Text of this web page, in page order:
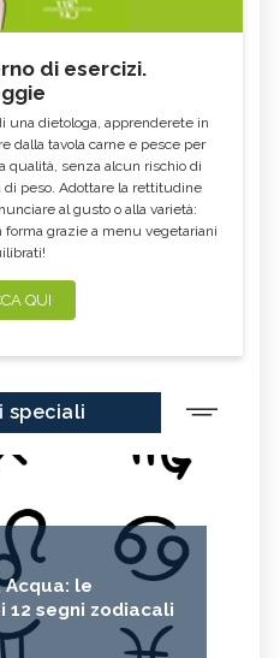
di esercizi.
una dietologa, apprenderete in
dalla tavola carne e pesce per
qualità, senza alcun rischio di
peso. Adottare la rettitudine
al gusto o alla varietà:
grazie a menu vegetariani
QUI
speciali
Acqua: le
segni zodiacali